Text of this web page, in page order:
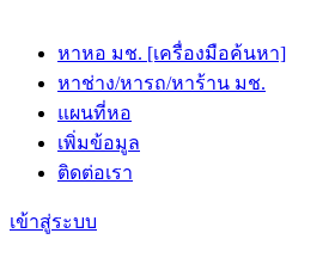
หาหอ มช. [เครื่องมือค้นหา]
หาช่าง/หารถ/หาร้าน มช.
แผนที่หอ
เพิ่มข้อมูล
ติดต่อเรา
เข้าสู่ระบบ